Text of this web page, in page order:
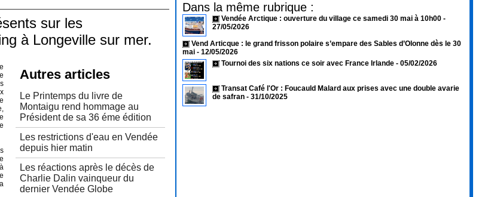
sur les
à Longeville sur mer.
Autres articles
Le Printemps du livre de
Montaigu rend hommage au
Président de sa 36 éme édition
Les restrictions d'eau en Vendée
depuis hier matin
Les réactions après le décès de
Charlie Dalin vainqueur du
dernier Vendée Globe
Dans la même rubrique :
Vendée Arctique : ouverture du village ce samedi 30 mai à 10h00 -
27/05/2026
Vend Articque : le grand frisson polaire s’empare des Sables d’Olonne dès le 30
mai - 12/05/2026
Tournoi des six nations ce soir avec France Irlande - 05/02/2026
Transat Café l'Or : Foucauld Malard aux prises avec une double avarie
de safran - 31/10/2025